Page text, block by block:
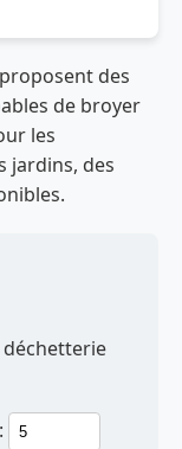
des
de broyer
les
jardins, des
déchetterie